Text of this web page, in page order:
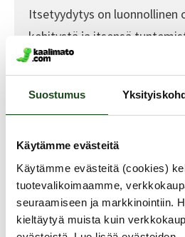
Suostumus
Käytämme evästeitä
Käytämme evästeitä (cookies)
tuotevalikoimaamme,
seuraamiseen ja markkinointiin.
kieltäytyä muista kuin
Itsetyydytys on luonnollinen
kehitystä ja itsensä
mahdollisuuden tutustua
seksuaalisiin reaktioihin,
seksuaalista hyvinvointia
vaikutuksia seksuaalisuuteen
kumppanisuhteessa elävillä.
Miten seksuaalinen
terveyteen?